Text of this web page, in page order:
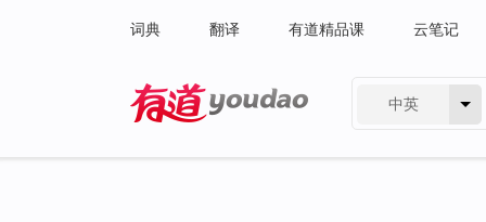
词典 翻译 有道精品课 云笔记
中英